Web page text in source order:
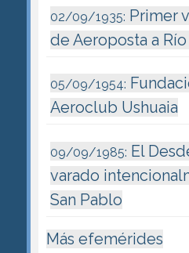
02/09/1935: Primer
de Aeroposta a
05/09/1954:
Aeroclub Ushuaia
09/09/1985: El
varado
San Pablo
Más efemérides